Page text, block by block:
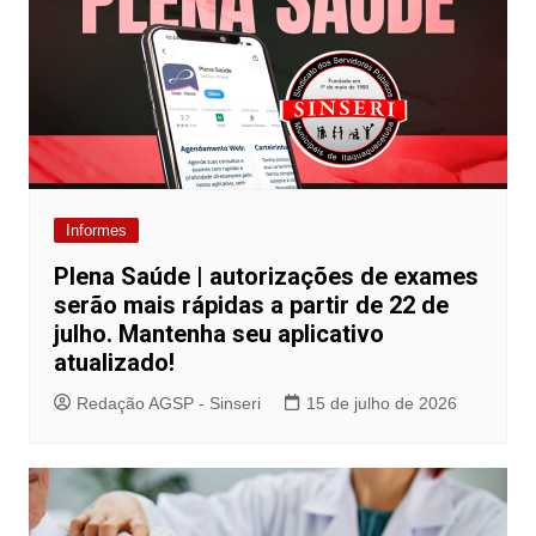
Informes
Plena Saúde | autorizações de exames
serão mais rápidas a partir de 22 de
julho. Mantenha seu aplicativo
atualizado!
Redação AGSP - Sinseri 15 de julho de 2026